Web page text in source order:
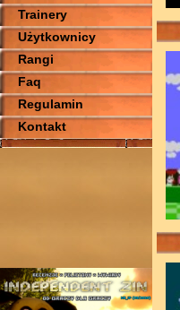
Trainery
Użytkownicy
Rangi
Faq
Regulamin
Kontakt